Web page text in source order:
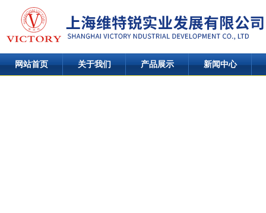
网站首页 关于我们 产品展示 新闻中心